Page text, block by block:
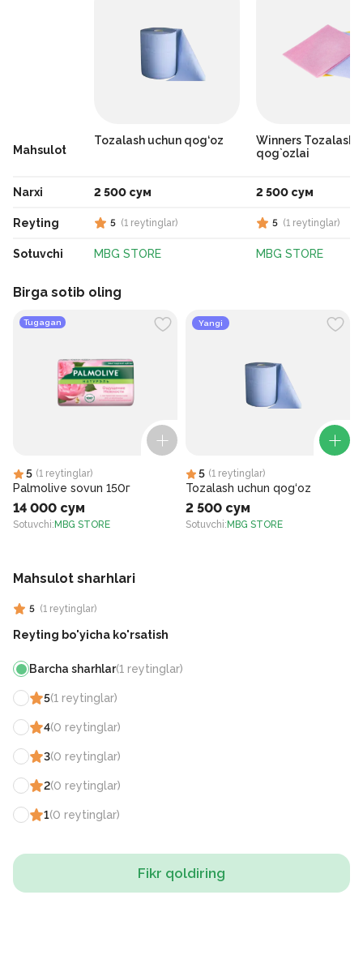
Mahsulot
Narxi
Reyting
Sotuvchi
Tozalash uchun qog‘oz
2 500 сум
5 (1 reytinglar)
MBG STORE
Winners Tozalash
qog`ozlai
2 500 сум
5 (1 reytinglar)
MBG STORE
Birga sotib oling
Tugagan
5 (1 reytinglar)
Palmolive sovun 150г
14 000 сум
Sotuvchi: MBG STORE
Yangi
5 (1 reytinglar)
Tozalash uchun qog‘oz
2 500 сум
Sotuvchi: MBG STORE
Mahsulot sharhlari
5 (1 reytinglar)
Reyting bo'yicha ko'rsatish
Barcha sharhlar(1 reytinglar)
5(1 reytinglar)
4(0 reytinglar)
3(0 reytinglar)
2(0 reytinglar)
1(0 reytinglar)
Fikr qoldiring